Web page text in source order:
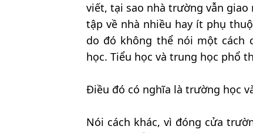
viết, tại sao nhà trường vẫn
tập về nhà nhiều hay ít phụ
do đó không thể nói một cách
học. Tiểu học và trung học phổ
Điều đó có nghĩa là trường học
Nói cách khác, vì đóng cửa